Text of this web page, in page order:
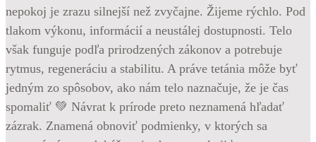
nepokoj je zrazu silnejší než zvyčajne. Žijeme rýchlo. Pod
tlakom výkonu, informácií a neustálej dostupnosti. Telo
však funguje podľa prirodzených zákonov a potrebuje
rytmus, regeneráciu a stabilitu. A práve tetánia môže byť
jedným zo spôsobov, ako nám telo naznačuje, že je čas
spomaliť 💚 Návrat k prírode preto neznamená hľadať
zázrak. Znamená obnoviť podmienky, v ktorých sa